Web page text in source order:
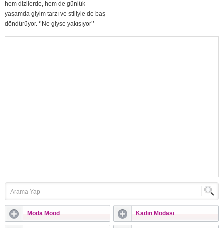
hem dizilerde, hem de günlük
yaşamda giyim tarzı ve stiliyle de baş
döndürüyor. ‘’Ne giyse yakışıyor’’
Moda Mood Kadın Modası